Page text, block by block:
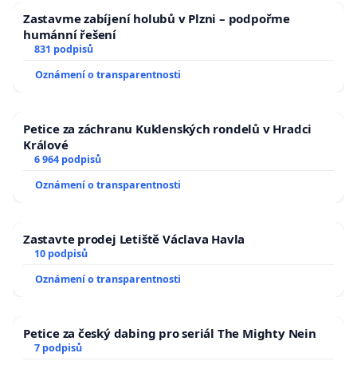
Zastavme zabíjení holubů v Plzni – podpořme
humánní řešení
831 podpisů
Oznámení o transparentnosti
Petice za záchranu Kuklenských rondelů v Hradci
Králové
6 964 podpisů
Oznámení o transparentnosti
Zastavte prodej Letiště Václava Havla
10 podpisů
Oznámení o transparentnosti
Petice za český dabing pro seriál The Mighty Nein
7 podpisů